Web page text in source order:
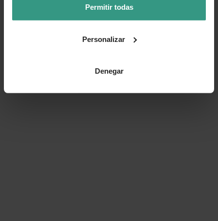
Permitir todas
Personalizar
Denegar